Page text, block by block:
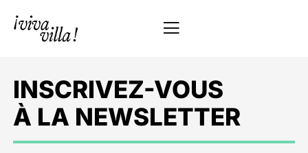
INSCRIVEZ-VOUS
À LA NEWSLETTER